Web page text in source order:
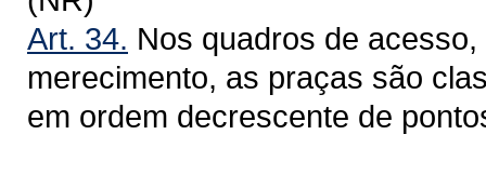
Art. 34. Nos quadros de
merecimento, as praças são
em ordem decrescente de